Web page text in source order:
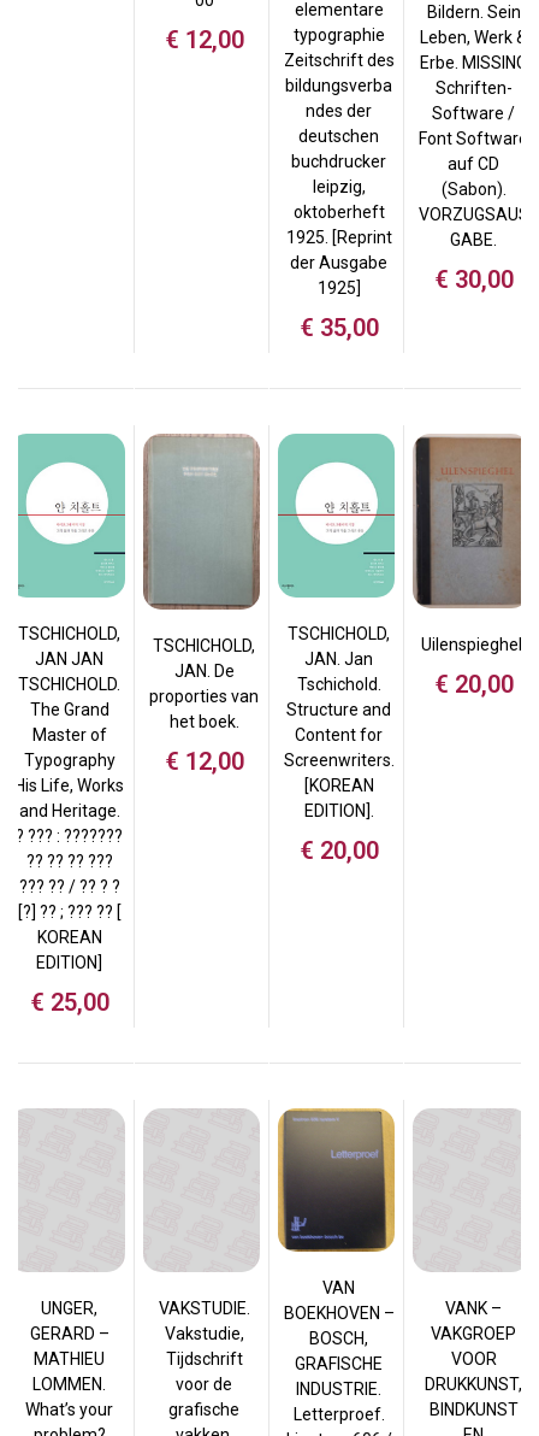
€ 12,00
elementare
typographie
Zeitschrift des
bildungsverba
ndes der
deutschen
buchdrucker
leipzig,
oktoberheft
1925. [Reprint
der Ausgabe
1925]
€ 35,00
Bildern. Sein
Leben, Werk &
Erbe. MISSING
Schriften-
Software /
Font Software
auf CD
(Sabon).
VORZUGSAUS
GABE.
€ 30,00
TSCHICHOLD,
JAN JAN
TSCHICHOLD.
The Grand
Master of
Typography
His Life, Works
and Heritage.
? ??? : ???????
?? ?? ?? ???
??? ?? / ?? ? ?
[?] ?? ; ??? ?? [
KOREAN
EDITION]
€ 25,00
TSCHICHOLD,
JAN. De
proporties van
het boek.
€ 12,00
TSCHICHOLD,
JAN. Jan
Tschichold.
Structure and
Content for
Screenwriters.
[KOREAN
EDITION].
€ 20,00
Uilenspieghel.
€ 20,00
UNGER,
GERARD –
MATHIEU
LOMMEN.
What’s your
VAKSTUDIE.
Vakstudie,
Tijdschrift
voor de
grafische
VAN
BOEKHOVEN –
BOSCH,
GRAFISCHE
INDUSTRIE.
Letterproef.
VANK –
VAKGROEP
VOOR
DRUKKUNST,
BINDKUNST